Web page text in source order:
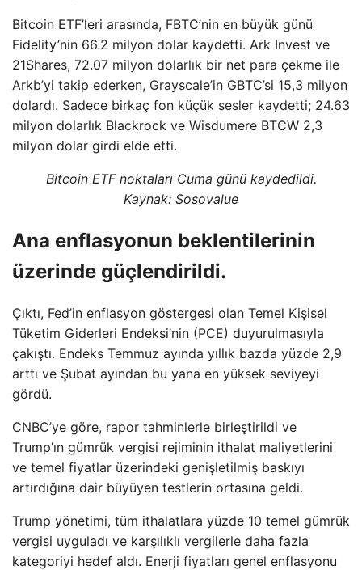
Bitcoin ETF’leri arasında, FBTC’nin en büyük günü
Fidelity’nin 66.2 milyon dolar kaydetti. Ark Invest ve
21Shares, 72.07 milyon dolarlık bir net para çekme ile
Arkb’yi takip ederken, Grayscale’in GBTC’si 15,3 milyon
dolardı. Sadece birkaç fon küçük sesler kaydetti; 24.63
milyon dolarlık Blackrock ve Wisdumere BTCW 2,3
milyon dolar girdi elde etti.
Bitcoin ETF noktaları Cuma günü kaydedildi.
Kaynak: Sosovalue
Ana enflasyonun beklentilerinin
üzerinde güçlendirildi.
Çıktı, Fed’in enflasyon göstergesi olan Temel Kişisel
Tüketim Giderleri Endeksi’nin (PCE) duyurulmasıyla
çakıştı. Endeks Temmuz ayında yıllık bazda yüzde 2,9
arttı ve Şubat ayından bu yana en yüksek seviyeyi
gördü.
CNBC’ye göre, rapor tahminlerle birleştirildi ve
Trump’ın gümrük vergisi rejiminin ithalat maliyetlerini
ve temel fiyatlar üzerindeki genişletilmiş baskıyı
artırdığına dair büyüyen testlerin ortasına geldi.
Trump yönetimi, tüm ithalatlara yüzde 10 temel gümrük
vergisi uyguladı ve karşılıklı vergilerle daha fazla
kategoriyi hedef aldı. Enerji fiyatları genel enflasyonu